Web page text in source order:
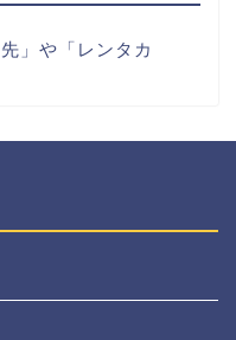
」や「レンタカ